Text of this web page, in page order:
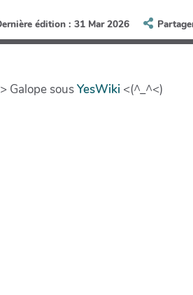
édition : 31 Mar 2026
Galope sousYesWiki <(^_^<)